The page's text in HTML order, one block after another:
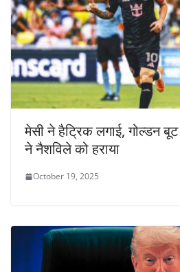
मेसी ने हैट्रिक लगाई, गोल्डन बूट
ने नैशविले को हराया
October 19, 2025